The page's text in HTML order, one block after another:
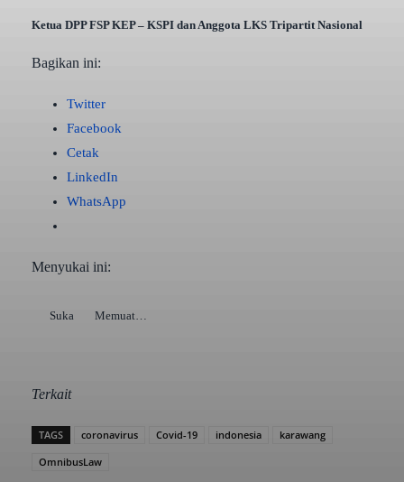
Ketua DPP FSP KEP – KSPI dan Anggota LKS Tripartit Nasional
Bagikan ini:
Twitter
Facebook
Cetak
LinkedIn
WhatsApp
Menyukai ini:
Suka Memuat…
Terkait
TAGS coronavirus Covid-19 indonesia
karawang
OmnibusLaw